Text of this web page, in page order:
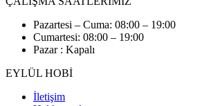
Pazartesi – Cuma: 08:00 – 19:00
Cumartesi: 08:00 – 19:00
Pazar : Kapalı
EYLÜL HOBİ
İletişim